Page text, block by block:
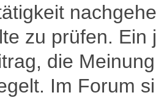
zu prüfen.
die
Im Forum